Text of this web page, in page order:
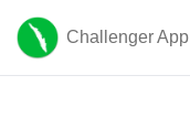
Challenger App